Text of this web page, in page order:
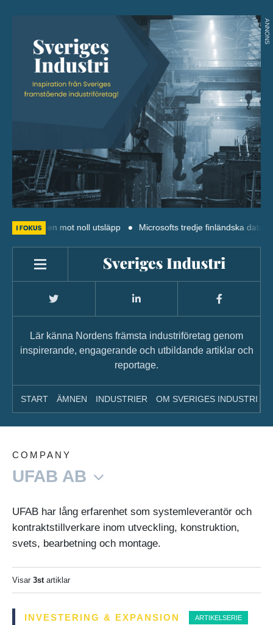
ANNONS
mot noll utsläpp Microsofts tredje finländska datacenter
Lär känna Nordens främsta industriföretag genom
inspirerande, engagerande och utbildande artiklar och
reportage.
START ÄMNEN INDUSTRIER OM SVERIGES INDUSTRI
COMPANY
UFAB AB
UFAB har lång erfarenhet som systemleverantör och
kontraktstillverkare inom utveckling, konstruktion,
svets, bearbetning och montage.
Visar 3startiklar
INVESTERING & EXPANSION ARTIKELSERIE